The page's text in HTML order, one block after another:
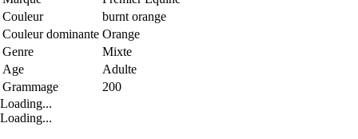
Couleur
burnt orange
Couleur dominante Orange
Genre
Mixte
Age
Adulte
Grammage
200
Loading...
Loading...